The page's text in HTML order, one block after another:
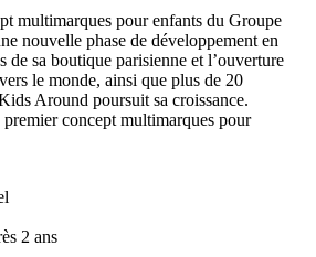
multimarques pour enfants du Groupe
nouvelle phase de développement en
de sa boutique parisienne et l’ouverture
le monde, ainsi que plus de 20
Around poursuit sa croissance.
concept multimarques pour
2 ans